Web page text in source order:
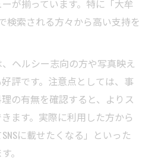
が揃っています。特に「大牟
検索される方々から高い支持を
ヘルシー志向の方や写真映え
評です。注意点としては、事
の有無を確認すると、よりス
ます。実際に利用した方から
に載せたくなる」といった
。